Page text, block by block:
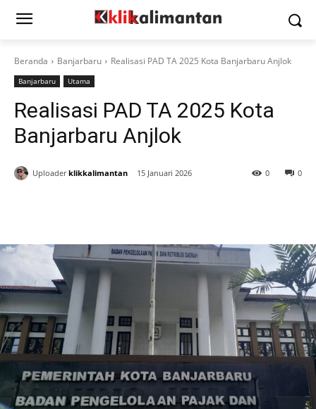
Beranda Banjarbaru Realisasi PAD TA 2025 Kota Banjarbaru Anjlok
Banjarbaru Utama
Realisasi PAD TA 2025 Kota
Banjarbaru Anjlok
Uploader klikkalimantan 15 Januari 2026 0
0